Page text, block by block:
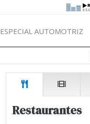
ESPECIAL AUTOMOTRIZ
Restaurantes